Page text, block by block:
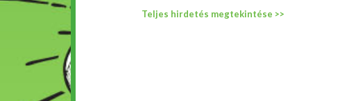
Teljes hirdetés megtekintése >>